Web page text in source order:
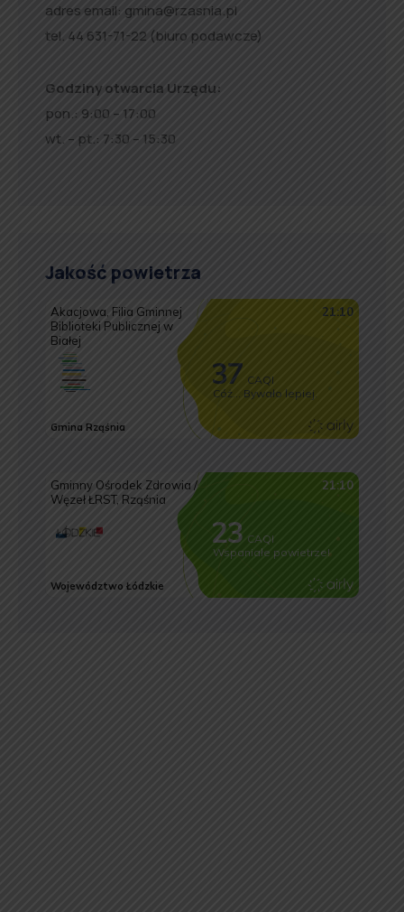
adres email: gmina@rzasnia.pl
tel. 44 631-71-22 (biuro podawcze)
Godziny otwarcia Urzędu:
pon.: 9:00 – 17:00
wt. – pt.: 7:30 – 15:30
Jakość powietrza